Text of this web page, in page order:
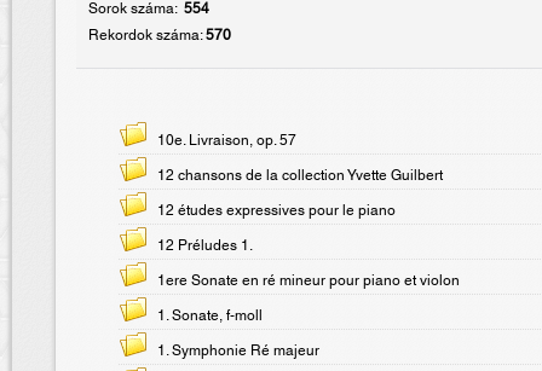
Sorok száma: 554
Rekordok száma:570
10e. Livraison, op. 57
12 chansons de la collection Yvette Guilbert
12 études expressives pour le piano
12 Préludes 1.
1ere Sonate en ré mineur pour piano et violon
1. Sonate, f-moll
1. Symphonie Ré majeur